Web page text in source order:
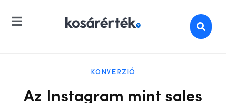
KONVERZIÓ
Az Instagram mint sales